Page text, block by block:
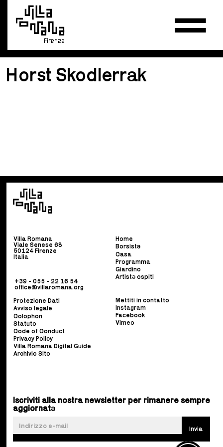
Firenze
Horst Skodlerrak
Villa Romana
Viale Senese 68
50124 Firenze
Italia
+39 - 055 - 22 16 54
office@villaromana.org
Home
Borsistə
Casa
Programma
Giardino
Artistə ospiti
Protezione Dati
Avviso legale
Colophon
Statuto
Code of Conduct
Privacy Policy
Villa Romana Digital Guide
Archivio Sito
Mettiti in contatto
Instagram
Facebook
Vimeo
Iscriviti alla nostra newsletter per rimanere sempre
aggiornatə